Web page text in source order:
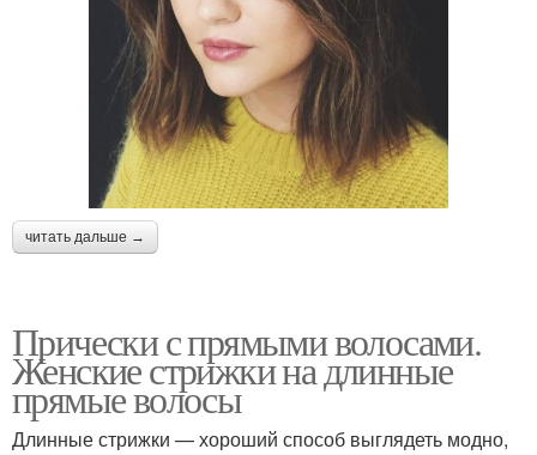
читать дальше →
Прически с прямыми волосами.
Женские стрижки на длинные
прямые волосы
Длинные стрижки — хороший способ выглядеть модно,